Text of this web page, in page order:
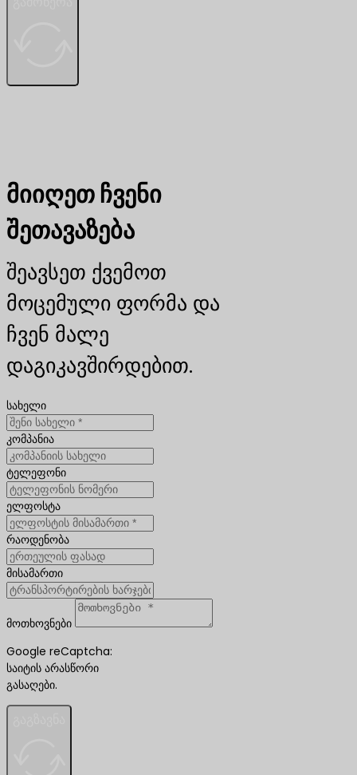
მიიღეთ ჩვენი
შეთავაზება
შეავსეთ ქვემოთ
მოცემული ფორმა და
ჩვენ მალე
დაგიკავშირდებით.
სახელი
კომპანია
ტელეფონი
ელფოსტა
რაოდენობა
მისამართი
მოთხოვნები
Google reCaptcha:
საიტის არასწორი
გასაღები.